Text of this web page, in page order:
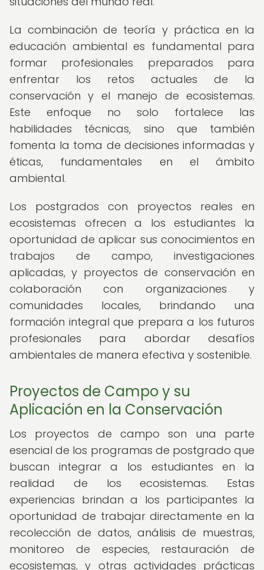
La combinación de teoría y práctica en la
educación ambiental es fundamental para
formar profesionales preparados para
enfrentar los retos actuales de la
conservación y el manejo de ecosistemas.
Este enfoque no solo fortalece las
habilidades técnicas, sino que también
fomenta la toma de decisiones informadas y
éticas, fundamentales en el ámbito
ambiental.
Los postgrados con proyectos reales en
ecosistemas ofrecen a los estudiantes la
oportunidad de aplicar sus conocimientos en
trabajos de campo, investigaciones
aplicadas, y proyectos de conservación en
colaboración con organizaciones y
comunidades locales, brindando una
formación integral que prepara a los futuros
profesionales para abordar desafíos
ambientales de manera efectiva y sostenible.
Proyectos de Campo y su
Aplicación en la Conservación
Los proyectos de campo son una parte
esencial de los programas de postgrado que
buscan integrar a los estudiantes en la
realidad de los ecosistemas. Estas
experiencias brindan a los participantes la
oportunidad de trabajar directamente en la
recolección de datos, análisis de muestras,
monitoreo de especies, restauración de
ecosistemas, y otras actividades prácticas